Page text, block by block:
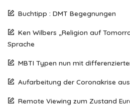
Buchtipp : DMT Begegnungen
Ken Wilbers „Religion auf
Sprache
MBTI Typen nun mit
Aufarbeitung der Coronakrise
Remote Viewing zum Zustand